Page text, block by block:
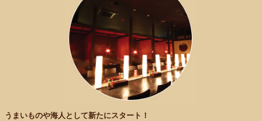
うまいものや海人として新たにスタート！